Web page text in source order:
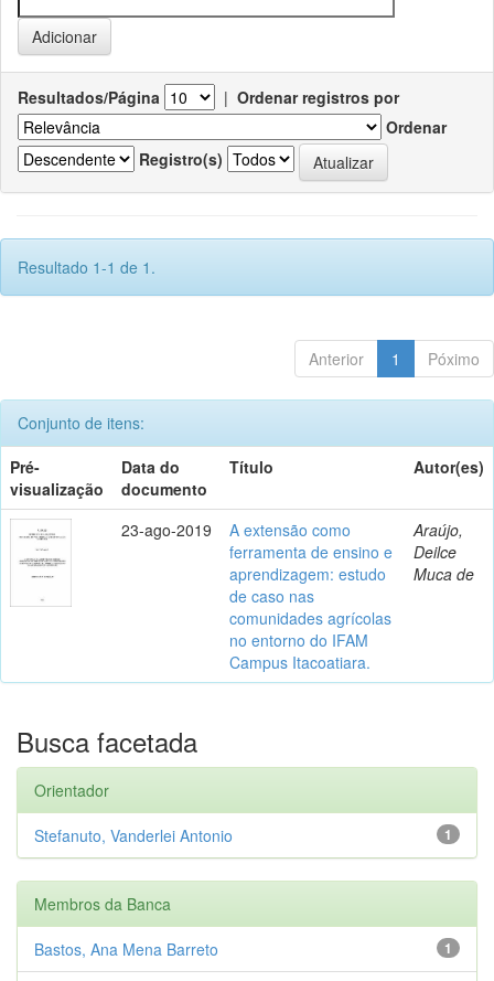
Resultados/Página | Ordenar registros por
Ordenar
Registro(s)
Resultado 1-1 de 1.
Anterior 1 Póximo
Conjunto de itens:
Pré-
visualização
Data do
documento
Título Autor(es)
23-ago-2019
A extensão como
ferramenta de ensino e
aprendizagem: estudo
de caso nas
comunidades agrícolas
no entorno do IFAM
Campus Itacoatiara.
Araújo,
Deilce
Muca de
Busca facetada
Orientador
1
Stefanuto, Vanderlei Antonio
Membros da Banca
1
Bastos, Ana Mena Barreto